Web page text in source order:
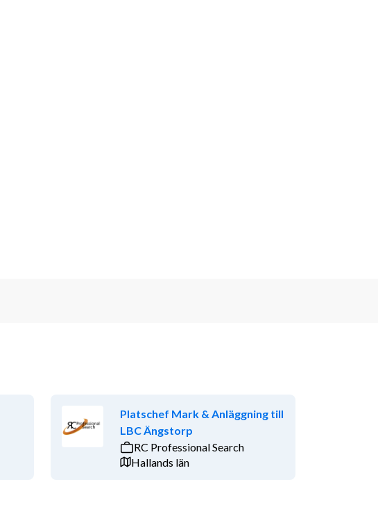
Platschef Mark & Anläggning till
LBC Ängstorp
RC Professional Search
Hallands län